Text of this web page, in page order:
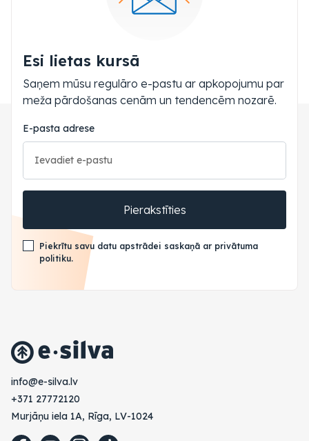
Esi lietas kursā
Saņem mūsu regulāro e-pastu ar apkopojumu par
meža pārdošanas cenām un tendencēm nozarē.
E-pasta adrese
Pierakstīties
Piekrītu savu datu apstrādei saskaņā ar privātuma
politiku.
vl.avlis-e@ofni
+371 27772120
Murjāņu iela 1A, Rīga, LV-1024